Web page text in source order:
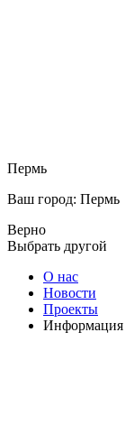
Пермь
Ваш город: Пермь
Верно
Выбрать другой
О нас
Новости
Проекты
Информация